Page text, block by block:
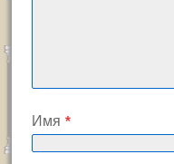
Имя *